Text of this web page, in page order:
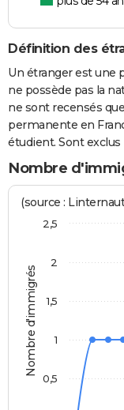
Définition des
Un étranger est une
ne possède pas la
ne sont recensés
permanente en
étudient. Sont
Nombre
Nombre d'immigrés
(source :
0,5
1
1,5
2
2,5